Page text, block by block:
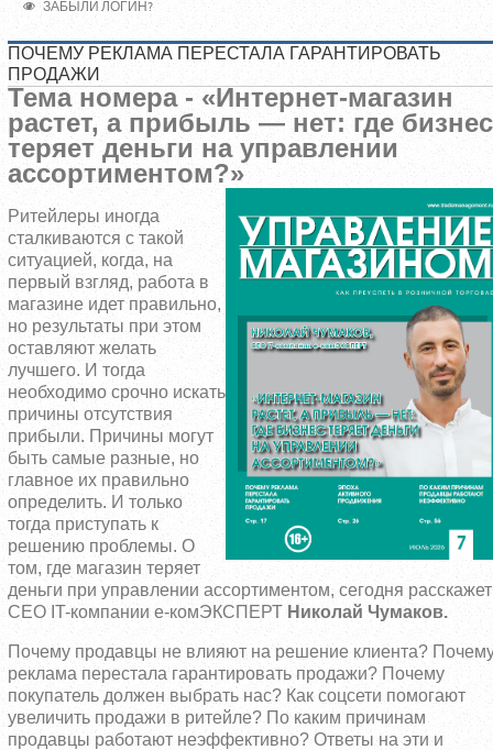
ЗАБЫЛИ ЛОГИН?
ПОЧЕМУ РЕКЛАМА ПЕРЕСТАЛА ГАРАНТИРОВАТЬ
ПРОДАЖИ
Тема номера - «Интернет-магазин
растет, а прибыль — нет: где бизнес
теряет деньги на управлении
ассортиментом?»
Ритейлеры иногда
сталкиваются с такой
ситуацией, когда, на
первый взгляд, работа в
магазине идет правильно,
но результаты при этом
оставляют желать
лучшего. И тогда
необходимо срочно искать
причины отсутствия
прибыли. Причины могут
быть самые разные, но
главное их правильно
определить. И только
тогда приступать к
решению проблемы. О
том, где магазин теряет
деньги при управлении ассортиментом, сегодня
CEO IT-компании е-комЭКСПЕРТНиколай Чумаков.
Почему продавцы не влияют на решение клиента?
реклама перестала гарантировать продажи? Почему
покупатель должен выбрать нас? Как соцсети помогают
увеличить продажи в ритейле? По каким причинам
продавцы работают неэффективно? Ответы на эти и